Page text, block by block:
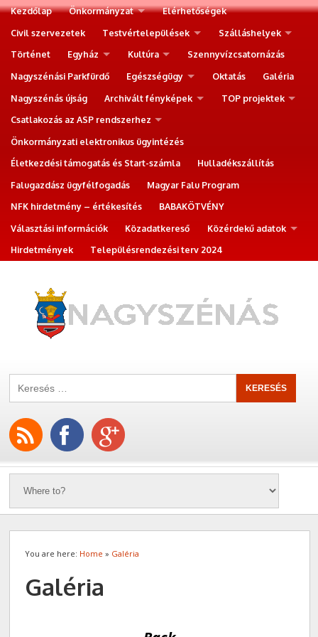
Kezdőlap Önkormányzat
Elérhetőségek
Civil szervezetek
Testvértelepülések
Szálláshelyek
Történet
Egyház Kultúra
Szennyvízcsatornázás
Nagyszénási Parkfürdő
Egészségügy Oktatás
Galéria
Nagyszénás újság
Archivált fényképek
TOP projektek
Csatlakozás az ASP rendszerhez
Önkormányzati elektronikus ügyintézés
Életkezdési támogatás és Start-számla
Hulladékszállítás
Falugazdász ügyfélfogadás
Magyar Falu Program
NFK hirdetmény – értékesítés
BABAKÖTVÉNY
Választási információk
Közadatkereső
Közérdekű adatok
Hirdetmények
Településrendezési terv 2024
You are here: Home » Galéria
Galéria